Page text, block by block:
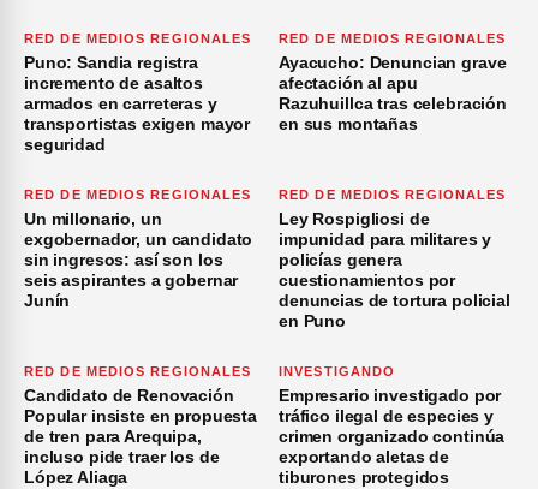
RED DE MEDIOS REGIONALES
Puno: Sandia registra
incremento de asaltos
armados en carreteras y
transportistas exigen mayor
seguridad
RED DE MEDIOS REGIONALES
Ayacucho: Denuncian grave
afectación al apu
Razuhuillca tras celebración
en sus montañas
RED DE MEDIOS REGIONALES
Un millonario, un
exgobernador, un candidato
sin ingresos: así son los
seis aspirantes a gobernar
Junín
RED DE MEDIOS REGIONALES
Ley Rospigliosi de
impunidad para militares y
policías genera
cuestionamientos por
denuncias de tortura policial
en Puno
RED DE MEDIOS REGIONALES
Candidato de Renovación
Popular insiste en propuesta
de tren para Arequipa,
incluso pide traer los de
López Aliaga
INVESTIGANDO
Empresario investigado por
tráfico ilegal de especies y
crimen organizado continúa
exportando aletas de
tiburones protegidos